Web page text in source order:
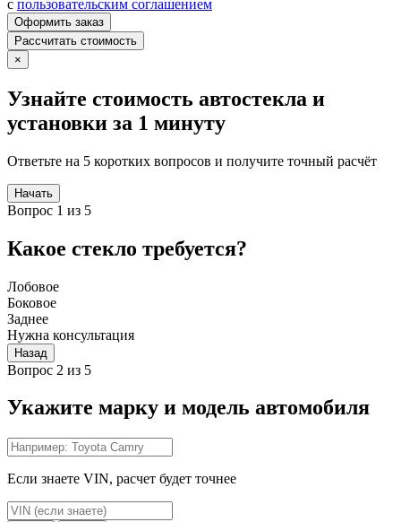
с пользовательским соглашением
Оформить заказ
Рассчитать стоимость
×
Узнайте стоимость автостекла и
установки за 1 минуту
Ответьте на 5 коротких вопросов и получите точный расчёт
Начать
Вопрос 1 из 5
Какое стекло требуется?
Лобовое
Боковое
Заднее
Нужна консультация
Назад
Вопрос 2 из 5
Укажите марку и модель автомобиля
Если знаете VIN, расчет будет точнее